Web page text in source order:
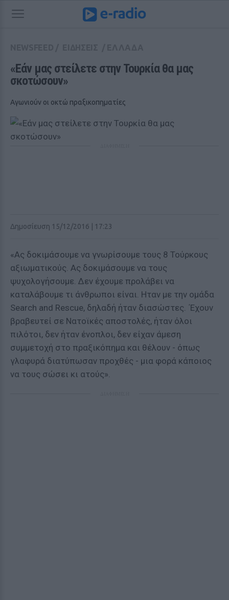
«Εάν μας στείλετε στην Τουρκία θα μας
σκοτώσουν»
Αγωνιούν οι οκτώ πραξικοπηματίες
Δημοσίευση 15/12/2016 | 17:23
«Ας δοκιμάσουμε να γνωρίσουμε τους 8 Τούρκους
αξιωματικούς. Ας δοκιμάσουμε να τους
ψυχολογήσουμε. Δεν έχουμε προλάβει να
καταλάβουμε τι άνθρωποι είναι. Ηταν με την ομάδα
Search and Rescue, δηλαδή ήταν διασώστες. ΄Εχουν
βραβευτεί σε Νατοϊκές αποστολές, ήταν όλοι
πιλότοι, δεν ήταν ένοπλοι, δεν είχαν άμεση
συμμετοχή στο πραξικόπημα και θέλουν - όπως
γλαφυρά διατύπωσαν προχθές - μια φορά κάποιος
να τους σώσει κι ατούς».